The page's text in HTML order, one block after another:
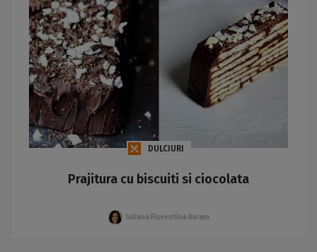
DULCIURI
Prajitura cu biscuiti si ciocolata
Iuliana Florentina Avram